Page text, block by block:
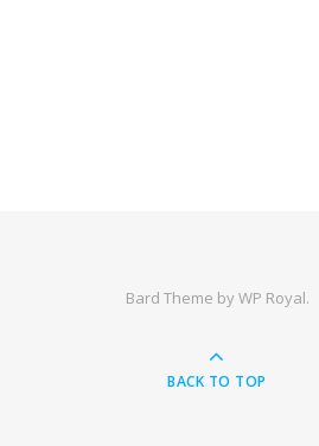
Bard Theme byWP Royal.
BACK TO TOP